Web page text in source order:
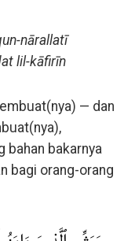
nārallatī
lil-kāfirīn
— dan
bahan bakarnya
bagi orang-orang